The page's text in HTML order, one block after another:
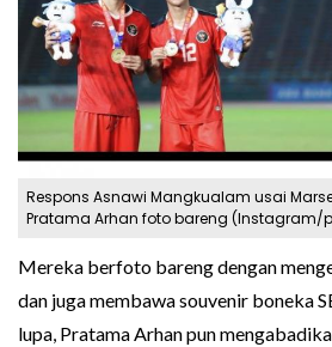
Respons Asnawi Mangkualam usai
Pratama Arhan foto bareng
Mereka berfoto bareng dengan
dan juga membawa souvenir boneka
lupa, Pratama Arhan pun